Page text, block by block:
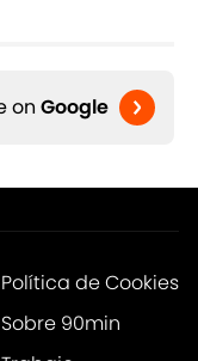
on Google
Política de Cookies
Sobre 90min